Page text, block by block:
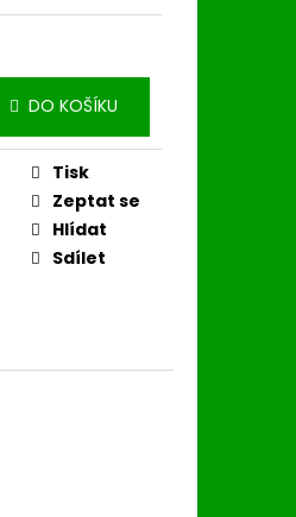
DO KOŠÍKU
Tisk
Zeptat se
Hlídat
Sdílet